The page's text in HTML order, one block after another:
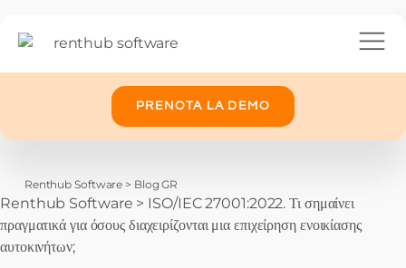
PRENOTA LA DEMO
Renthub Software > Blog GR
Renthub Software > ISO/IEC 27001:2022. Τι σημαίνει
πραγματικά για όσους διαχειρίζονται μια επιχείρηση ενοικίασης
αυτοκινήτων;